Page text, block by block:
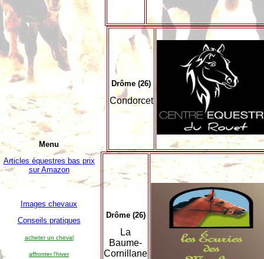
Menu
Articles équestres bas prix
sur Amazon
Images chevaux
Conseils pratiques
acheter un cheval
affronter l'hiver
Drôme (26)
Condorcet
Drôme (26)
La
Baume-
Cornillane